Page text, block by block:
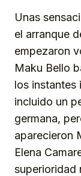
Unas
el arranque
empezaron
Maku Bello
los instantes
incluido un
germana,
aparecieron
Elena
superioridad